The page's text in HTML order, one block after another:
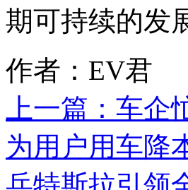
期可持续的发
作者：EV君
上一篇： 车企
为用户用车降